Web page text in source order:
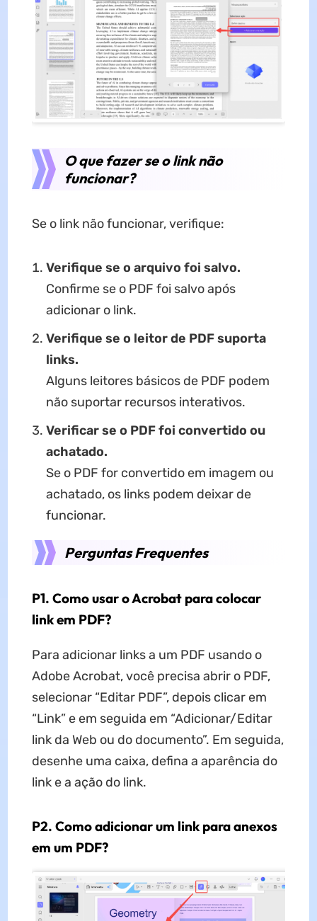
O que fazer se o link não
funcionar?
Se o link não funcionar, verifique:
Verifique se o arquivo foi salvo.
Confirme se o PDF foi salvo após
adicionar o link.
Verifique se o leitor de PDF suporta
links.
Alguns leitores básicos de PDF podem
não suportar recursos interativos.
Verificar se o PDF foi convertido ou
achatado.
Se o PDF for convertido em imagem ou
achatado, os links podem deixar de
funcionar.
Perguntas Frequentes
P1. Como usar o Acrobat para colocar
link em PDF?
Para adicionar links a um PDF usando o
Adobe Acrobat, você precisa abrir o PDF,
selecionar “Editar PDF”, depois clicar em
“Link” e em seguida em “Adicionar/Editar
link da Web ou do documento”. Em seguida,
desenhe uma caixa, defina a aparência do
link e a ação do link.
P2. Como adicionar um link para anexos
em um PDF?